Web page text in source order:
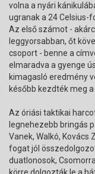
volna a nyári
ugranak a 24 Celsius-
Az első számot -
leggyorsabban, őt
csoport - benne a
elmaradva a gyenge
kimagasló eredmény
később kezdték meg
Az óriási taktikai
legnehezebb bringás
Vanek, Walkó, Kovács
fogat jól
duatlonosok,